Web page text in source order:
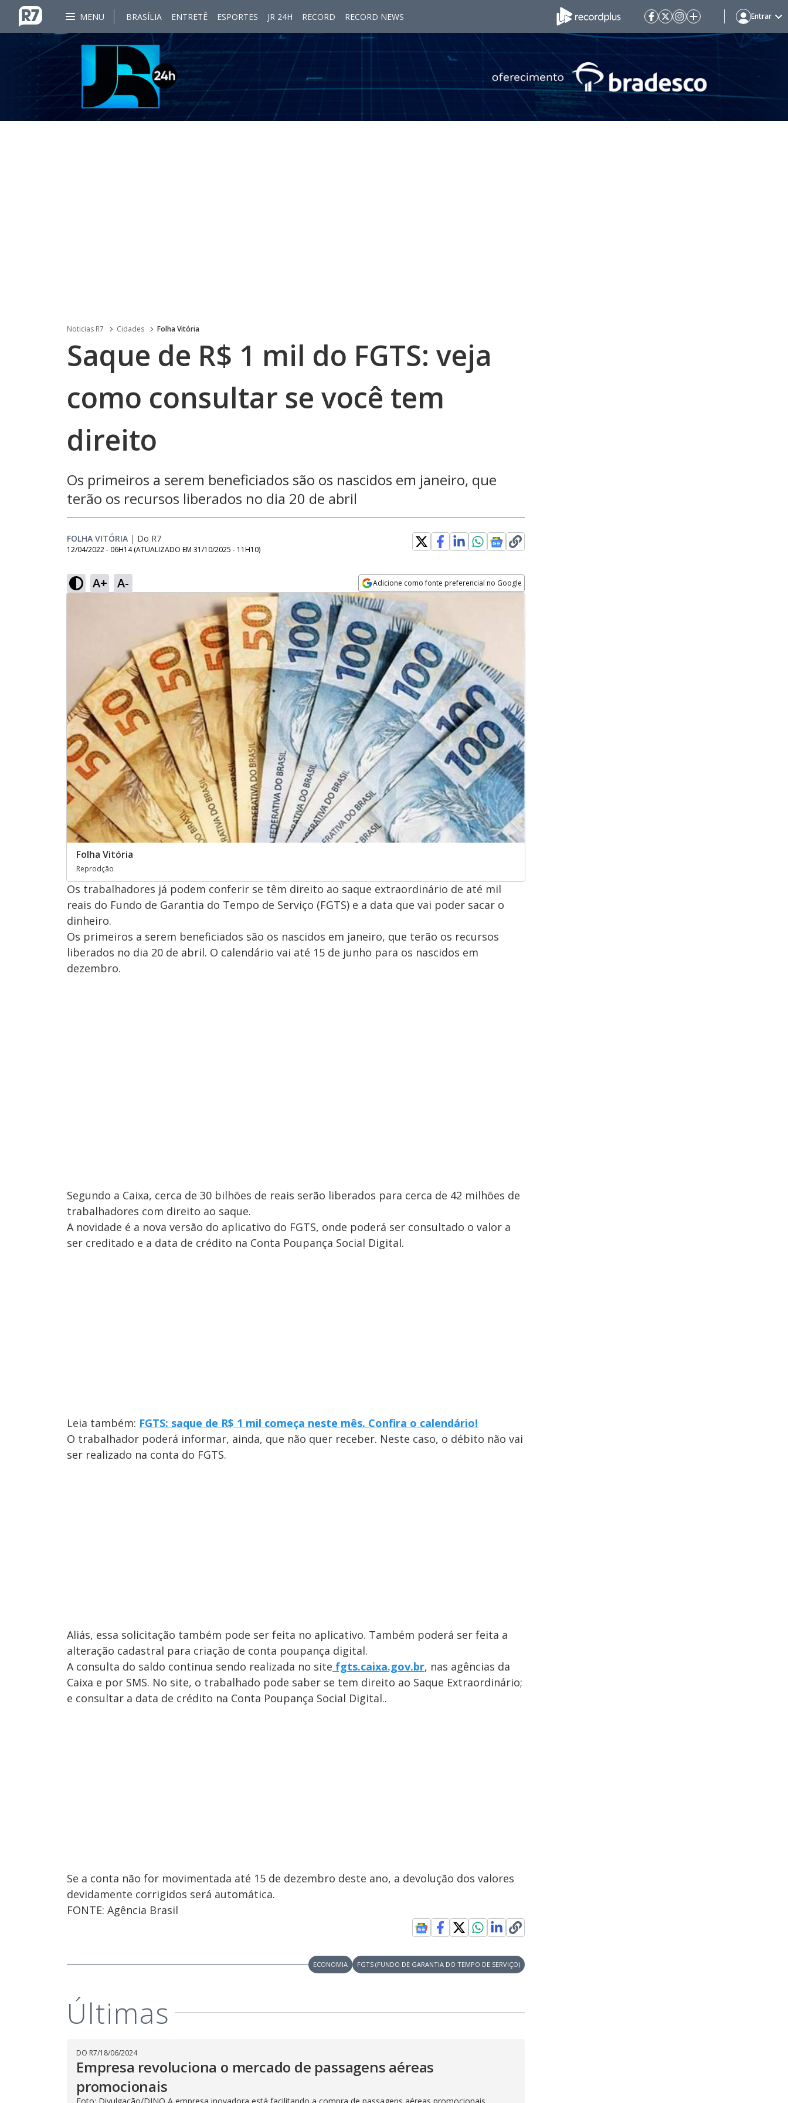
MENU BRASÍLIA ENTRETÊ ESPORTES JR 24H RECORD RECORD NEWS Entrar
Noticias R7 Cidades Folha Vitória
Saque de R$ 1 mil do FGTS: veja
como consultar se você tem
direito
Os primeiros a serem beneficiados são os nascidos em janeiro, que
terão os recursos liberados no dia 20 de abril
FOLHA VITÓRIA | Do R7
12/04/2022 - 06H14 (ATUALIZADO EM 31/10/2025 - 11H10)
A+ A- Adicione como fonte preferencial no Google
Opens in new window
Folha Vitória
Reprodção
Os trabalhadores já podem conferir se têm direito ao saque extraordinário de até mil
reais do Fundo de Garantia do Tempo de Serviço (FGTS) e a data que vai poder sacar o
dinheiro.
Os primeiros a serem beneficiados são os nascidos em janeiro, que terão os recursos
liberados no dia 20 de abril. O calendário vai até 15 de junho para os nascidos em
dezembro.
Segundo a Caixa, cerca de 30 bilhões de reais serão liberados para cerca de 42 milhões de
trabalhadores com direito ao saque.
A novidade é a nova versão do aplicativo do FGTS, onde poderá ser consultado o valor a
ser creditado e a data de crédito na Conta Poupança Social Digital.
Leia também: FGTS: saque de R$ 1 mil começa neste mês. Confira o calendário!
O trabalhador poderá informar, ainda, que não quer receber. Neste caso, o débito não vai
ser realizado na conta do FGTS.
Aliás, essa solicitação também pode ser feita no aplicativo. Também poderá ser feita a
alteração cadastral para criação de conta poupança digital.
A consulta do saldo continua sendo realizada no site fgts.caixa.gov.br, nas agências da
Caixa e por SMS. No site, o trabalhado pode saber se tem direito ao Saque Extraordinário;
e consultar a data de crédito na Conta Poupança Social Digital..
Se a conta não for movimentada até 15 de dezembro deste ano, a devolução dos valores
devidamente corrigidos será automática.
FONTE: Agência Brasil
ECONOMIA FGTS (FUNDO DE GARANTIA DO TEMPO DE SERVIÇO)
Últimas
DO R7/18/06/2024
Empresa revoluciona o mercado de passagens aéreas
promocionais
Foto: Divulgação/DINO A empresa inovadora está facilitando a compra de passagens aéreas promocionais,